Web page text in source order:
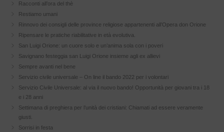
Racconti all’ora del thè
Restiamo umani
Rinnovo dei consigli delle province religiose appartenenti all’Opera don Orione
Ripensare le pratiche riabilitative in età evolutiva.
San Luigi Orione: un cuore solo e un’anima sola con i poveri
Savignano festeggia san Luigi Orione insieme agli ex allievi
Sempre avanti nel bene
Servizio civile universale – On line il bando 2022 per i volontari
Servizio Civile Universale: al via il nuovo bando! Opportunità per giovani tra i 18
e i 28 anni
Settimana di preghiera per l’unità dei cristiani: Chiamati ad essere veramente
giusti.
Sorrisi in festa